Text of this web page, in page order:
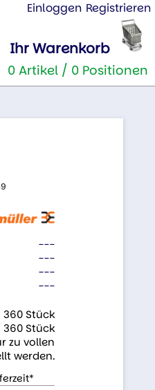
Einloggen Registrieren
Ihr Warenkorb
0 Artikel / 0 Positionen
---
---
---
---
360 Stück
360 Stück
zu vollen
werden.